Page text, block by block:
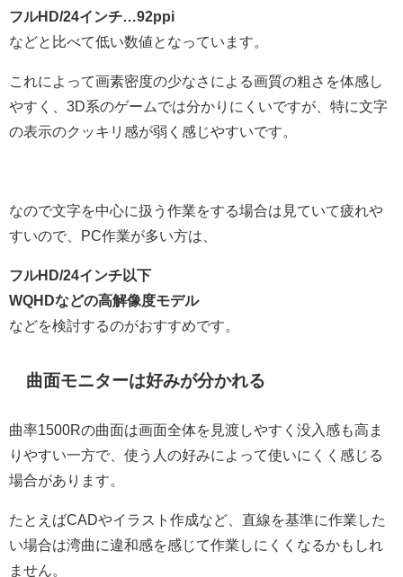
フルHD/24インチ…92ppi
などと比べて低い数値となっています。
これによって画素密度の少なさによる画質の粗さを体感し
やすく、3D系のゲームでは分かりにくいですが、特に文字
の表示のクッキリ感が弱く感じやすいです。
なので文字を中心に扱う作業をする場合は見ていて疲れや
すいので、PC作業が多い方は、
フルHD/24インチ以下
WQHDなどの高解像度モデル
などを検討するのがおすすめです。
曲面モニターは好みが分かれる
曲率1500Rの曲面は画面全体を見渡しやすく没入感も高ま
りやすい一方で、使う人の好みによって使いにくく感じる
場合があります。
たとえばCADやイラスト作成など、直線を基準に作業した
い場合は湾曲に違和感を感じて作業しにくくなるかもしれ
ません。